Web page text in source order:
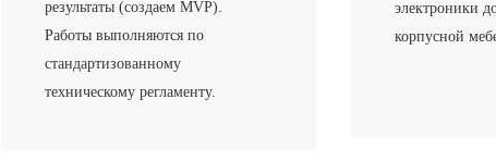
результаты (создаем MVP).
Работы выполняются по
стандартизованному
техническому регламенту.
электроники
корпусной